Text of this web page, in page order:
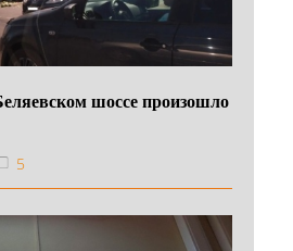
шоссе произошло
5